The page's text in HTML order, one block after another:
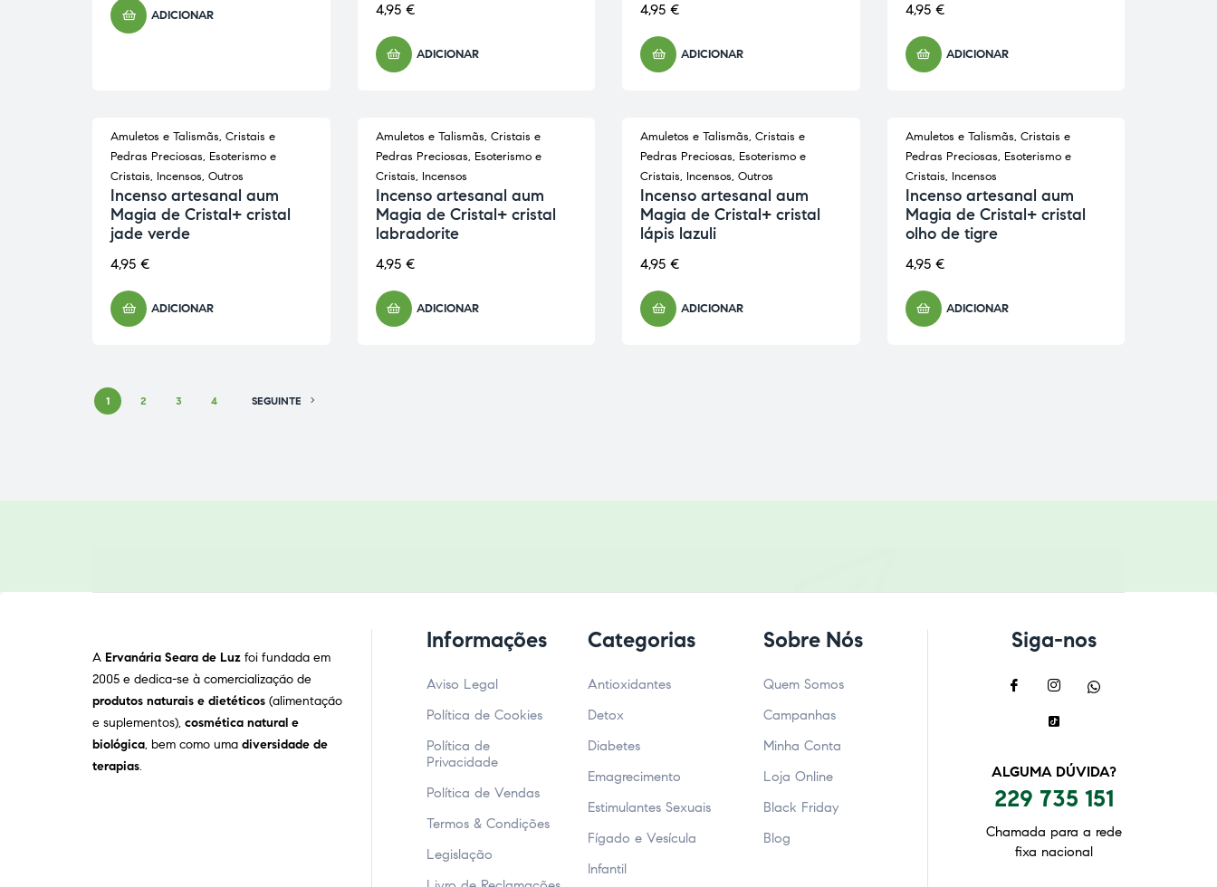
ADICIONAR 4,95 €
ADICIONAR
4,95 €
ADICIONAR
4,95 €
ADICIONAR
Amuletos e Talismãs, Cristais e
Pedras Preciosas, Esoterismo e
Cristais, Incensos, Outros
Incenso artesanal aum
Magia de Cristal+ cristal
jade verde
4,95 €
ADICIONAR
Amuletos e Talismãs, Cristais e
Pedras Preciosas, Esoterismo e
Cristais, Incensos
Incenso artesanal aum
Magia de Cristal+ cristal
labradorite
4,95 €
ADICIONAR
Amuletos e Talismãs, Cristais e
Pedras Preciosas, Esoterismo e
Cristais, Incensos, Outros
Incenso artesanal aum
Magia de Cristal+ cristal
lápis lazuli
4,95 €
ADICIONAR
Amuletos e Talismãs, Cristais e
Pedras Preciosas, Esoterismo e
Cristais, Incensos
Incenso artesanal aum
Magia de Cristal+ cristal
olho de tigre
4,95 €
ADICIONAR
1 2 3 4 SEGUINTE
A Ervanária Seara de Luz foi fundada em
2005 e dedica-se à comercialização de
produtos naturais e dietéticos (alimentação
e suplementos), cosmética natural e
biológica, bem como uma diversidade de
terapias.
Informações
Aviso Legal
Política de Cookies
Política de
Privacidade
Política de Vendas
Termos & Condições
Legislação
Categorias
Antioxidantes
Detox
Diabetes
Emagrecimento
Estimulantes Sexuais
Fígado e Vesícula
Infantil
Sobre Nós
Quem Somos
Campanhas
Minha Conta
Loja Online
Black Friday
Blog
Siga-nos
ALGUMA DÚVIDA?
229 735 151
Chamada para a rede
fixa nacional